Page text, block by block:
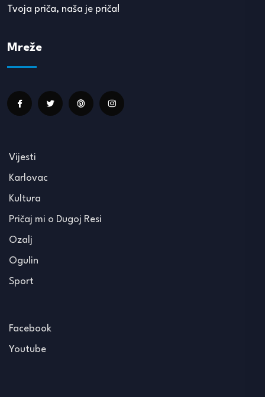
Tvoja priča, naša je priča!
Mreže
Vijesti
Karlovac
Kultura
Pričaj mi o Dugoj Resi
Ozalj
Ogulin
Sport
Facebook
Youtube